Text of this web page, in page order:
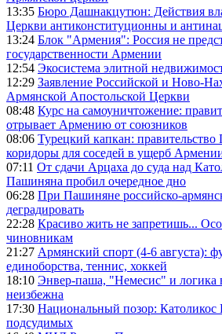
13:35 Бюро Дашнакцутюн: Действия
Церкви антиконституционны и
13:24 Блок "Армения": Россия не
государственности Армении
12:54 Экосистема элитной
12:29 Заявление Российской и Ново-
Армянской Апостольской Церкви
08:48 Курс на самоуничтожение:
отрывает Армению от союзников
08:06 Турецкий капкан:
коридоры для соседей в ущерб
07:11 От сдачи Арцаха до суда над
Пашиняна пробил очередное дно
06:28 При Пашиняне российско-
деградировать
22:28 Красиво жить не запретишь...
чиновникам
21:27 Армянский спорт (4-6 августа):
единоборства, теннис, хоккей
18:10 Энвер-паша, "Немесис" и логика
неизбежна
17:30 Национальный позор: Католикос
подсудимых